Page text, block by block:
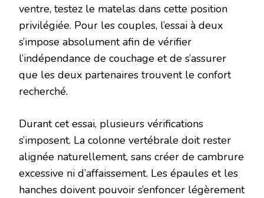
ventre, testez le matelas dans cette position
privilégiée. Pour les couples, l’essai à deux
s’impose absolument afin de vérifier
l’indépendance de couchage et de s’assurer
que les deux partenaires trouvent le confort
recherché.
Durant cet essai, plusieurs vérifications
s’imposent. La colonne vertébrale doit rester
alignée naturellement, sans créer de cambrure
excessive ni d’affaissement. Les épaules et les
hanches doivent pouvoir s’enfoncer légèrement